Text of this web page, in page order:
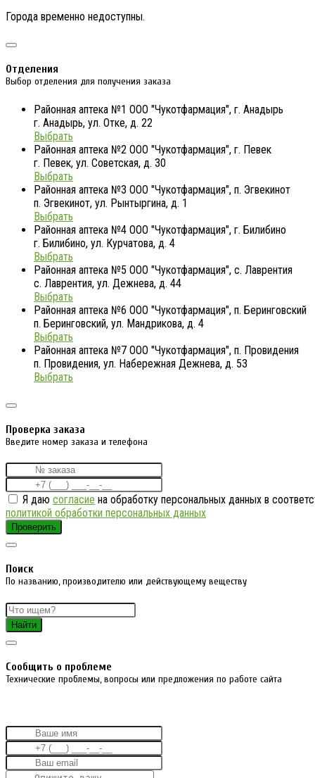
Города временно недоступны.
Отделения
Выбор отделения для получения заказа
Районная аптека №1 ООО "Чукотфармация", г. Анадырь
г. Анадырь, ул. Отке, д. 22
Выбрать
Районная аптека №2 ООО "Чукотфармация", г. Певек
г. Певек, ул. Советская, д. 30
Выбрать
Районная аптека №3 ООО "Чукотфармация", п. Эгвекинот
п. Эгвекинот, ул. Рынтыргина, д. 1
Выбрать
Районная аптека №4 ООО "Чукотфармация", г. Билибино
г. Билибино, ул. Курчатова, д. 4
Выбрать
Районная аптека №5 ООО "Чукотфармация", с. Лаврентия
с. Лаврентия, ул. Дежнева, д. 44
Выбрать
Районная аптека №6 ООО "Чукотфармация", п. Беринговский
п. Беринговский, ул. Мандрикова, д. 4
Выбрать
Районная аптека №7 ООО "Чукотфармация", п. Провидения
п. Провидения, ул. Набережная Дежнева, д. 53
Выбрать
Проверка заказа
Введите номер заказа и телефона
Я даю согласие на обработку персональных данных в
политикой обработки персональных данных
Проверить
Поиск
По названию, производителю или действующему веществу
Найти
Cообщить о проблеме
Технические проблемы, вопросы или предложения по работе сайта